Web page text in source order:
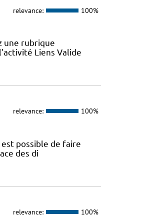
relevance: 100%
une rubrique
Liens Valide
relevance: 100%
possible de faire
des di
relevance: 100%